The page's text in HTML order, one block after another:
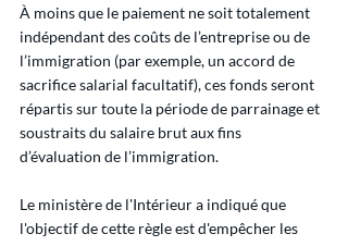
À moins que le paiement ne soit totalement
indépendant des coûts de l’entreprise ou de
l’immigration (par exemple, un accord de
sacrifice salarial facultatif), ces fonds seront
répartis sur toute la période de parrainage et
soustraits du salaire brut aux fins
d’évaluation de l’immigration.
Le ministère de l'Intérieur a indiqué que
l'objectif de cette règle est d'empêcher les